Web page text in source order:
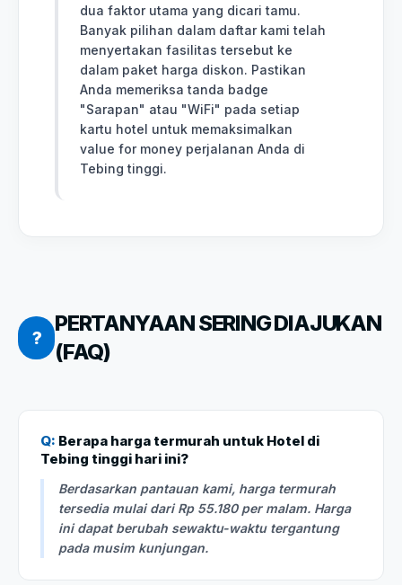
dua faktor utama yang dicari tamu.
Banyak pilihan dalam daftar kami telah
menyertakan fasilitas tersebut ke
dalam paket harga diskon. Pastikan
Anda memeriksa tanda badge
"Sarapan" atau "WiFi" pada setiap
kartu hotel untuk memaksimalkan
value for money perjalanan Anda di
Tebing tinggi.
?
PERTANYAAN SERING DIAJUKAN
(FAQ)
Q: Berapa harga termurah untuk Hotel di
Tebing tinggi hari ini?
Berdasarkan pantauan kami, harga termurah
tersedia mulai dari Rp 55.180 per malam. Harga
ini dapat berubah sewaktu-waktu tergantung
pada musim kunjungan.